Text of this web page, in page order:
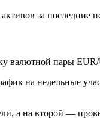
за последние
валютной пары EUR/
на недельные
а на второй —